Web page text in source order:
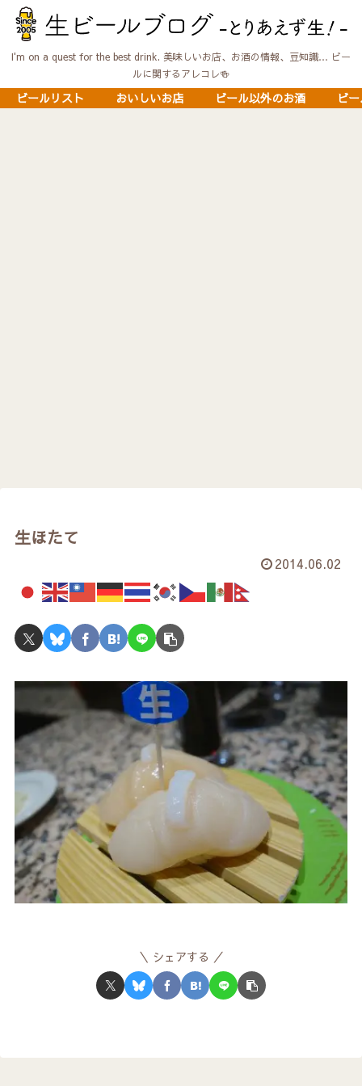
I'm on a quest for the best drink. 美味しいお店、お酒の情報、豆知識… ビー
ルに関するアレコレ🍻
ビールリスト おいしいお店 ビール以外のお酒 ビ
生ほたて
2014.06.02
シェアする